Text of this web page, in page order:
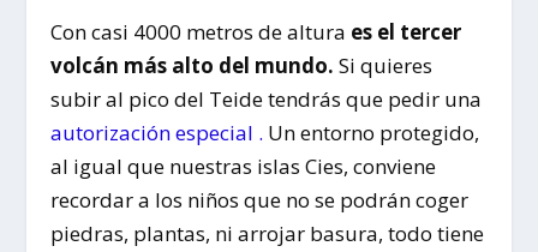
Con casi 4000 metros de altura es el tercer
volcán más alto del mundo. Si quieres
subir al pico del Teide tendrás que pedir una
autorización especial . Un entorno protegido,
al igual que nuestras islas Cies, conviene
recordar a los niños que no se podrán coger
piedras, plantas, ni arrojar basura, todo tiene